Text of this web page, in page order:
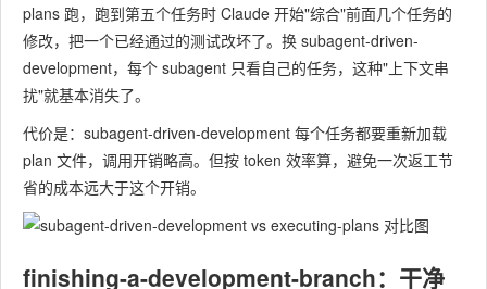
plans 跑，跑到第五个任务时 Claude 开始"综合"前面几个任务的
修改，把一个已经通过的测试改坏了。换 subagent-driven-
development，每个 subagent 只看自己的任务，这种"上下文串
扰"就基本消失了。
代价是：subagent-driven-development 每个任务都要重新加载
plan 文件，调用开销略高。但按 token 效率算，避免一次返工节
省的成本远大于这个开销。
finishing-a-development-branch：干净